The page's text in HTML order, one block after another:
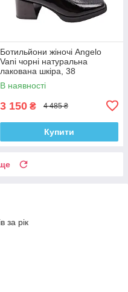
Ботильйони жіночі Angelo
Vani чорні натуральна
лакована шкіра, 38
В наявності
3 150 ₴ 4 485 ₴
Купити
за рік